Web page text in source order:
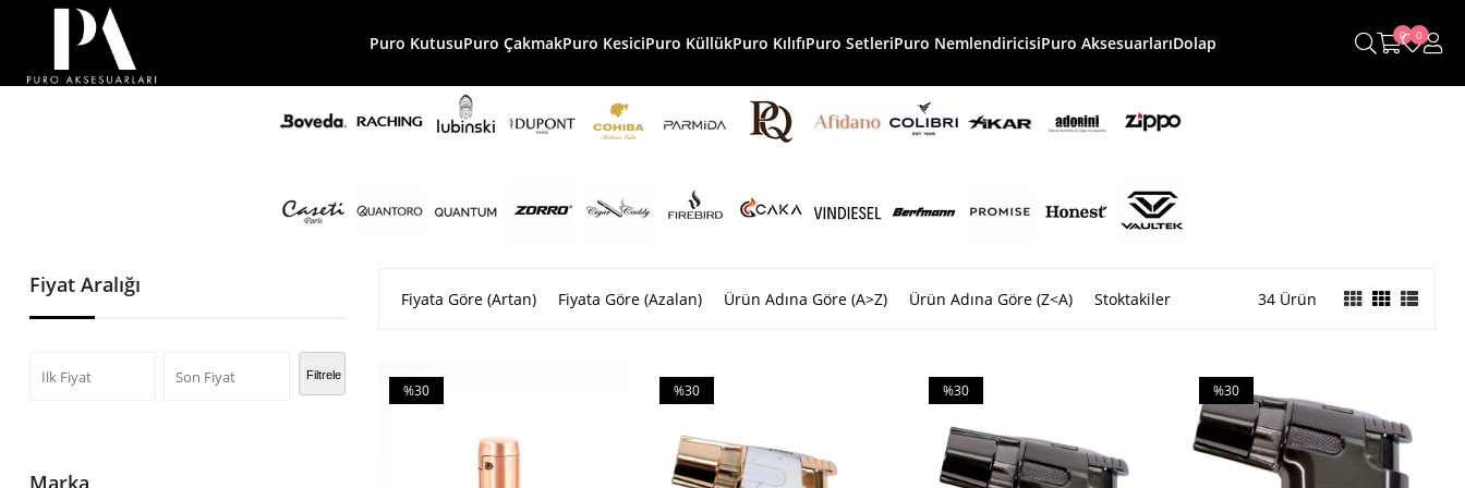
Puro KutusuPuro ÇakmakPuro KesiciPuro KüllükPuro KılıfıPuro SetleriPuro NemlendiricisiPuro AksesuarlarıDolap 0 0
Fiyat Aralığı
Filtrele
Marka
Fiyata Göre (Artan) Fiyata Göre (Azalan) Ürün Adına Göre (A>Z) Ürün Adına Göre (Z<A) Stoktakiler 34 Ürün
%30
%30
%30İndirim
%30
%30İndirim
%30
İndirim
%30İndirim